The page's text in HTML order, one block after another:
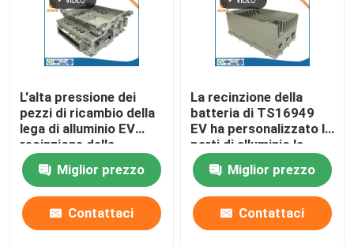
L'alta pressione dei
pezzi di ricambio della
lega di alluminio EV
recinzione della
pressofusione
Miglior prezzo
Contattaci
La recinzione della
batteria di TS16949
EV ha personalizzato le
parti di alluminio la
pressofusione
Miglior prezzo
Contattaci